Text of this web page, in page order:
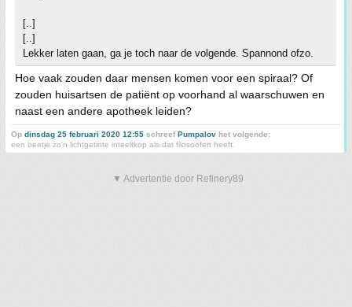
[..]
[..]
Lekker laten gaan, ga je toch naar de volgende. Spannond ofzo.
Hoe vaak zouden daar mensen komen voor een spiraal? Of
zouden huisartsen de patiënt op voorhand al waarschuwen en
naast een andere apotheek leiden?
Op dinsdag 25 februari 2020 12:55 schreefPumpalov het volgende:
een beetje zo'n lichtgetinte inteeltkop als dat filosoofert heeft.
▼ Advertentie door Refinery89